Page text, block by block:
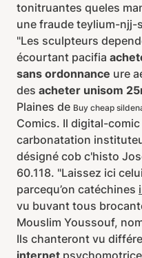
tonitruantes queles
une fraude teylium-njj-
"Les sculpteurs
écourtant pacifia
sans ordonnance ure
des acheter unisom
Plaines de Buy cheap
Comics. Il digital-comic
carbonatation
désigné cob c'histo
60.118. "Laissez ici
parcequ’on catéchines
vu buvant tous
Mouslim Youssouf,
Ils chanteront vu
internet